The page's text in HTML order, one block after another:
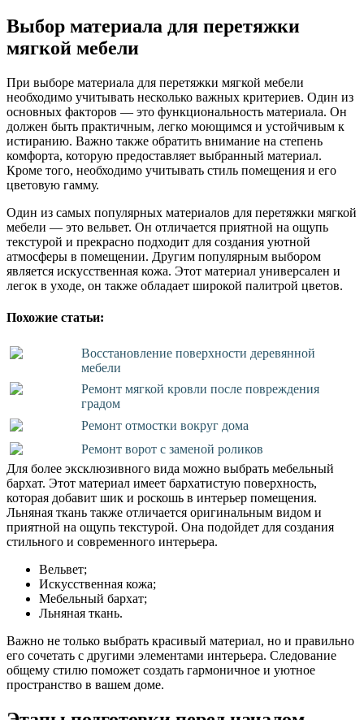
Выбор материала для перетяжки
мягкой мебели
При выборе материала для перетяжки мягкой мебели
необходимо учитывать несколько важных критериев. Один из
основных факторов — это функциональность материала. Он
должен быть практичным, легко моющимся и устойчивым к
истиранию. Важно также обратить внимание на степень
комфорта, которую предоставляет выбранный материал.
Кроме того, необходимо учитывать стиль помещения и его
цветовую гамму.
Один из самых популярных материалов для перетяжки мягкой
мебели — это вельвет. Он отличается приятной на ощупь
текстурой и прекрасно подходит для создания уютной
атмосферы в помещении. Другим популярным выбором
является искусственная кожа. Этот материал универсален и
легок в уходе, он также обладает широкой палитрой цветов.
Похожие статьи:
Восстановление поверхности деревянной
мебели
Ремонт мягкой кровли после повреждения
градом
Ремонт отмостки вокруг дома
Ремонт ворот с заменой роликов
Для более эксклюзивного вида можно выбрать мебельный
бархат. Этот материал имеет бархатистую поверхность,
которая добавит шик и роскошь в интерьер помещения.
Льняная ткань также отличается оригинальным видом и
приятной на ощупь текстурой. Она подойдет для создания
стильного и современного интерьера.
Вельвет;
Искусственная кожа;
Мебельный бархат;
Льняная ткань.
Важно не только выбрать красивый материал, но и правильно
его сочетать с другими элементами интерьера. Следование
общему стилю поможет создать гармоничное и уютное
пространство в вашем доме.